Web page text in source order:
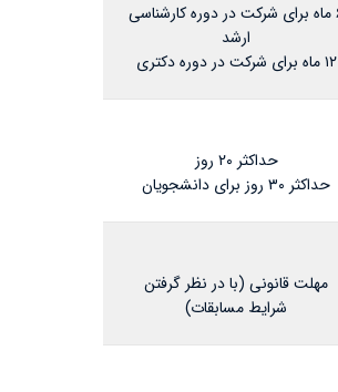
۶ ماه برای شرکت در دوره کارشناسی
ارشد
۱۲ ماه برای شرکت در دوره دکتری
حداکثر ۲۰ روز
حداکثر ۳۰ روز برای دانشجویان
مهلت قانونی (با در نظر گرفتن
شرایط مسابقات)